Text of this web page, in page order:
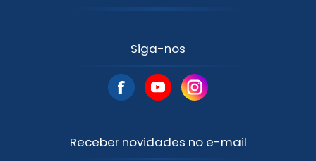
Siga-nos
Receber novidades no e-mail